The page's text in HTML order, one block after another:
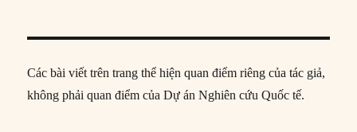
Các bài viết trên trang thể hiện quan điểm riêng của tác giả,
không phải quan điểm của Dự án Nghiên cứu Quốc tế.